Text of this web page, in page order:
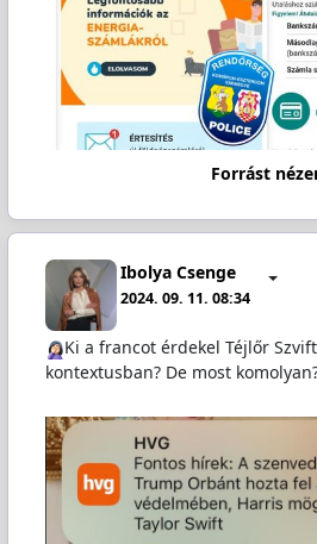
Forrást
Ibolya Csenge
2024. 09. 11. 08:34
️Ki a francot érdekel Téjlőr
kontextusban? De most